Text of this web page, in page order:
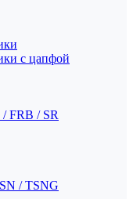
с цапфой
FRB / SR
/ TSNG